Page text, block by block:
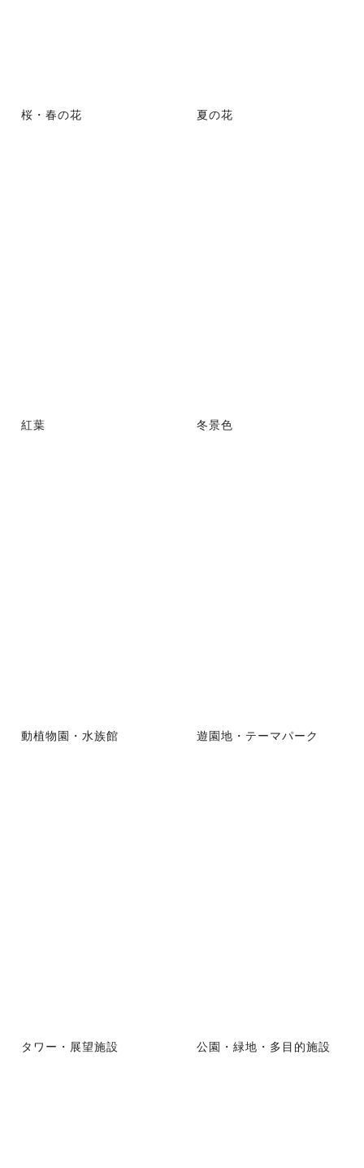
桜・春の花 夏の花
紅葉 冬景色
動植物園・水族館 遊園地・テーマパーク
タワー・展望施設 公園・緑地・多目的施設